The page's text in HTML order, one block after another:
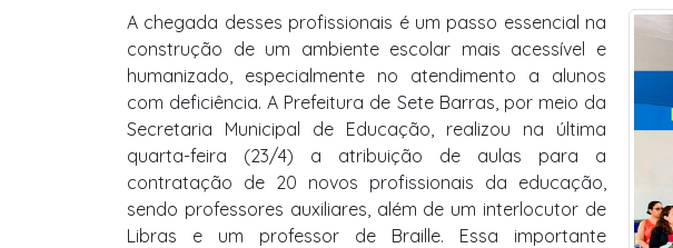
A chegada desses profissionais é um passo essencial na
construção de um ambiente escolar mais acessível e
humanizado, especialmente no atendimento a alunos
com deficiência. A Prefeitura de Sete Barras, por meio da
Secretaria Municipal de Educação, realizou na última
quarta-feira (23/4) a atribuição de aulas para a
contratação de 20 novos profissionais da educação,
sendo professores auxiliares, além de um interlocutor de
Libras e um professor de Braille. Essa importante